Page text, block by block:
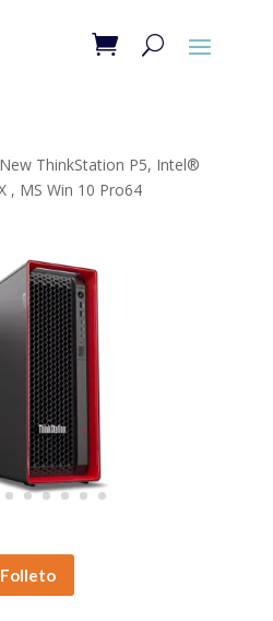
ThinkStation P5, Intel®
, MS Win 10 Pro64
Folleto